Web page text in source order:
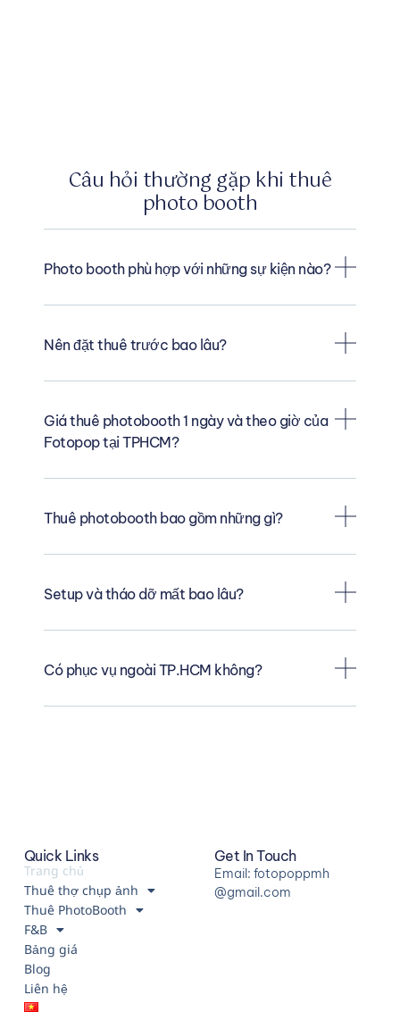
Câu hỏi thường gặp khi thuê
photo booth
Photo booth phù hợp với những sự kiện nào?
Nên đặt thuê trước bao lâu?
Giá thuê photobooth 1 ngày và theo giờ của
Fotopop tại TPHCM?
Thuê photobooth bao gồm những gì?
Setup và tháo dỡ mất bao lâu?
Có phục vụ ngoài TP.HCM không?
Quick Links
Trang chủ
Thuê thợ chụp ảnh
Thuê PhotoBooth
F&B
Bảng giá
Blog
Liên hệ
Get In Touch
Email: fotopoppmh
@gmail.com